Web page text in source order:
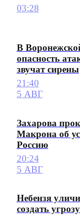
03:28
В
опасность
звучат сирены
21:40
5 АВГ
Захарова
Макрона об
Россию
20:24
5 АВГ
Небензя
создать